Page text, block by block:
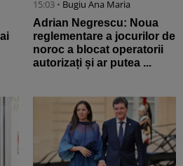
15:03 • Bugiu ⁠Ana Maria
Adrian Negrescu: Noua
reglementare a jocurilor de
noroc a blocat operatorii
autorizați și ar putea ...